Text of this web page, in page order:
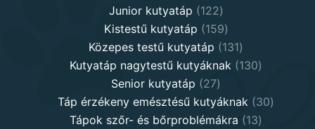
Junior kutyatáp 122122
products
Kistestű kutyatáp 159159
products
Közepes testű kutyatáp 131131
products
Kutyatáp nagytestű kutyáknak 130130
Senior kutyatáp 2727
products
Táp érzékeny emésztésű kutyáknak 3030
Tápok szőr- és bőrproblémákra 1313